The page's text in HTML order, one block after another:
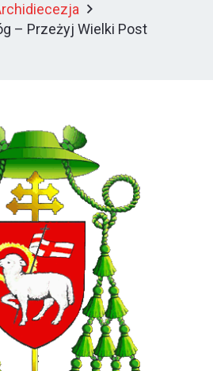
– Przeżyj Wielki Post